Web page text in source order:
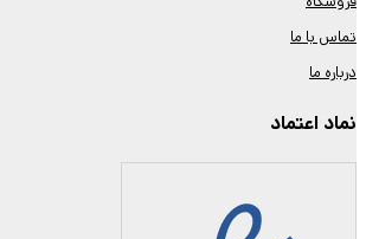
تماس با ما
درباره ما
نماد اعتماد